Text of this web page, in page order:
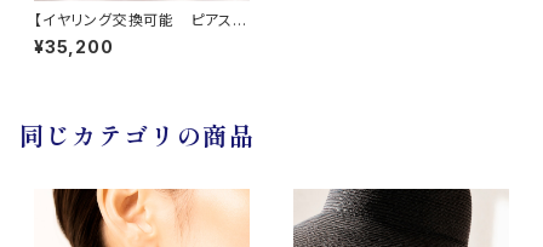
【イヤリング交換可能 ピアス】
グリーンクォーツ ムーンスト
ーン クォーツ
¥35,200
同じカテゴリの商品